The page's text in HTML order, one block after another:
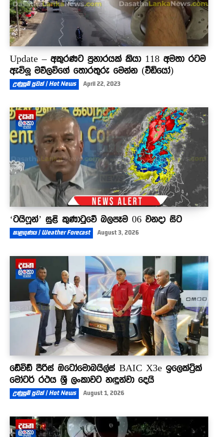
Update – අකුරණට ප්‍රහාරයක් කියා 118 අමතා රටම
ඇවිලූ මව්ලවිගේ තොරතුරු මෙන්න (වීඩියෝ)
උණුසුම් පුවත් | Hot News April 22, 2023
‘ටයිෆූන්’ සුළි කුණාටුවේ බලපෑම 06 වනදා සිට
කාළගුණය | Weather Forecast August 3, 2026
ඩේවිඩ් පීරිස් ඔටෝමොබයිල්ස් BAIC X3e ඉලෙක්ට්‍රික්
මෝටර් රථය ශ්‍රී ලංකාවට හඳුන්වා දෙයි
උණුසුම් පුවත් | Hot News August 1, 2026